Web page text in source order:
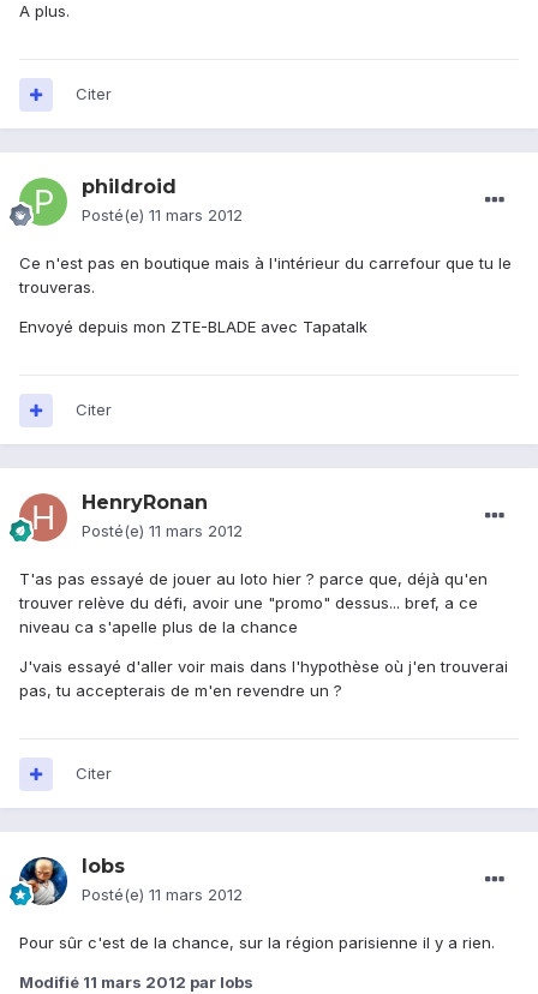
A plus.
Citer
phildroid
Posté(e) 11 mars 2012
Ce n'est pas en boutique mais à l'intérieur du carrefour que tu le
trouveras.
Envoyé depuis mon ZTE-BLADE avec Tapatalk
Citer
HenryRonan
Posté(e) 11 mars 2012
T'as pas essayé de jouer au loto hier ? parce que, déjà qu'en
trouver relève du défi, avoir une "promo" dessus... bref, a ce
niveau ca s'apelle plus de la chance
J'vais essayé d'aller voir mais dans l'hypothèse où j'en trouverai
pas, tu accepterais de m'en revendre un ?
Citer
lobs
Posté(e) 11 mars 2012
Pour sûr c'est de la chance, sur la région parisienne il y a rien.
Modifié 11 mars 2012 par lobs